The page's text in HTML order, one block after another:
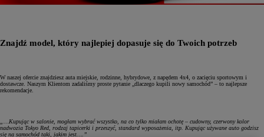
Znajdź model, który najlepiej dopasuje się do Twoich potrzeb
W naszej ofercie znajdziesz auta miejskie, rodzinne, hybrydowe, z napędem 4x4, o zacięciu sportowym i
dostawcze. Naszym Klientom zadaliśmy proste pytanie „dlaczego kupili nowy samochód” – to najlepsze
rekomendacje.
„…Kupując w salonie, mogłam wybrać wszystko, na co tylko miałam ochotę – cudowny, czerwony kolor
nadwozia Tokyo Red, rodzaj tapicerki i przeszyć, standard wyposażenia, itp. Kupując używane auto godzisz
się na samochód taki, jakim jest….”